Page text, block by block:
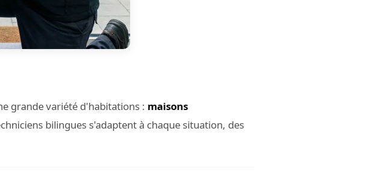
grande variété d'habitations : maisons
bilingues s'adaptent à chaque situation, des